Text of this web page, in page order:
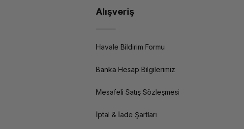
Alışveriş
Havale Bildirim Formu
Banka Hesap Bilgilerimiz
Mesafeli Satış Sözleşmesi
İptal & İade Şartları